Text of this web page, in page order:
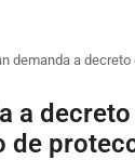
demanda a
a
de